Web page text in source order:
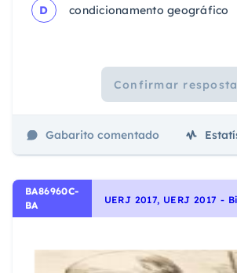
D condicionamento geográfico
Confirmar resposta
Gabarito comentado
BA86960C-
BA